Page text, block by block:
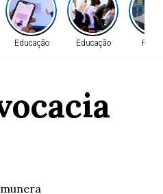
Educação Educação